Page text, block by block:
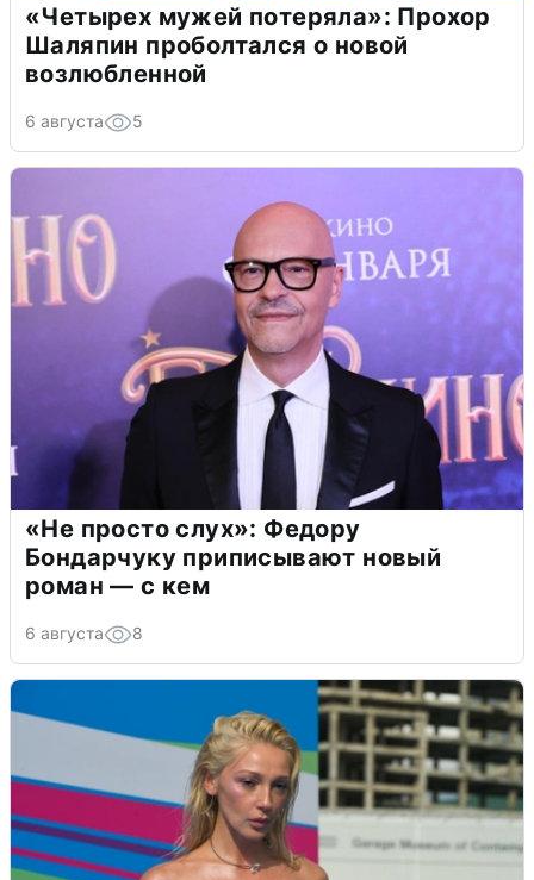
«Четырех мужей потеряла»: Прохор
Шаляпин проболтался о новой
возлюбленной
6 августа 5
«Не просто слух»: Федору
Бондарчуку приписывают новый
роман — с кем
6 августа 8